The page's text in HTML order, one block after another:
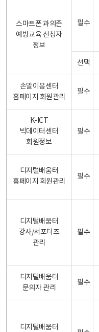
스마트폰 과의존
예방교육 신청자
정보
필수
선택
손말이음센터
홈페이지 회원관리
필수
K-ICT
빅데이터센터
회원정보
필수
디지털배움터
홈페이지 회원관리
필수
디지털배움터
강사/서포터즈
관리
필수
디지털배움터
문의자 관리
필수
디지털배움터